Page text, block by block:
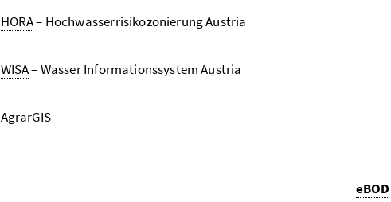
HORA– Hochwasserrisikozonierung Austria
WISA– Wasser Informationssystem Austria
AgrarGIS
eBOD